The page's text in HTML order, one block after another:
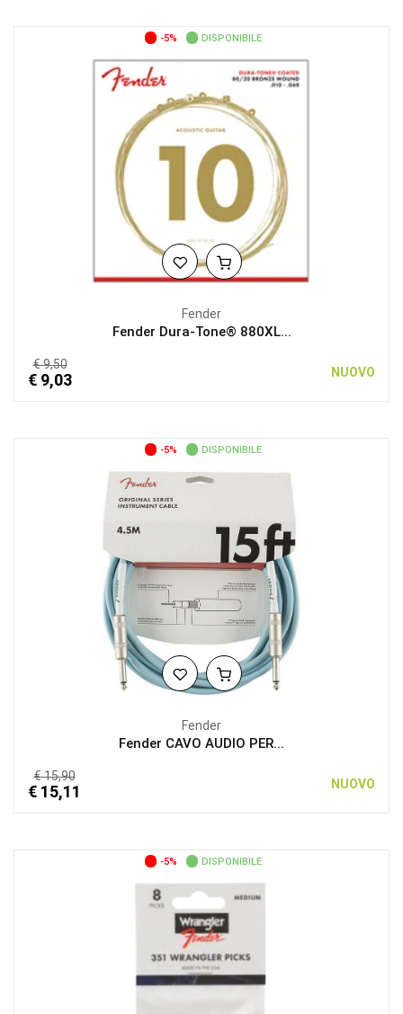
-5% DISPONIBILE
Fender
Fender Dura-Tone® 880XL...
€ 9,50
€ 9,03 NUOVO
-5% DISPONIBILE
Fender
Fender CAVO AUDIO PER...
€ 15,90
€ 15,11 NUOVO
-5% DISPONIBILE